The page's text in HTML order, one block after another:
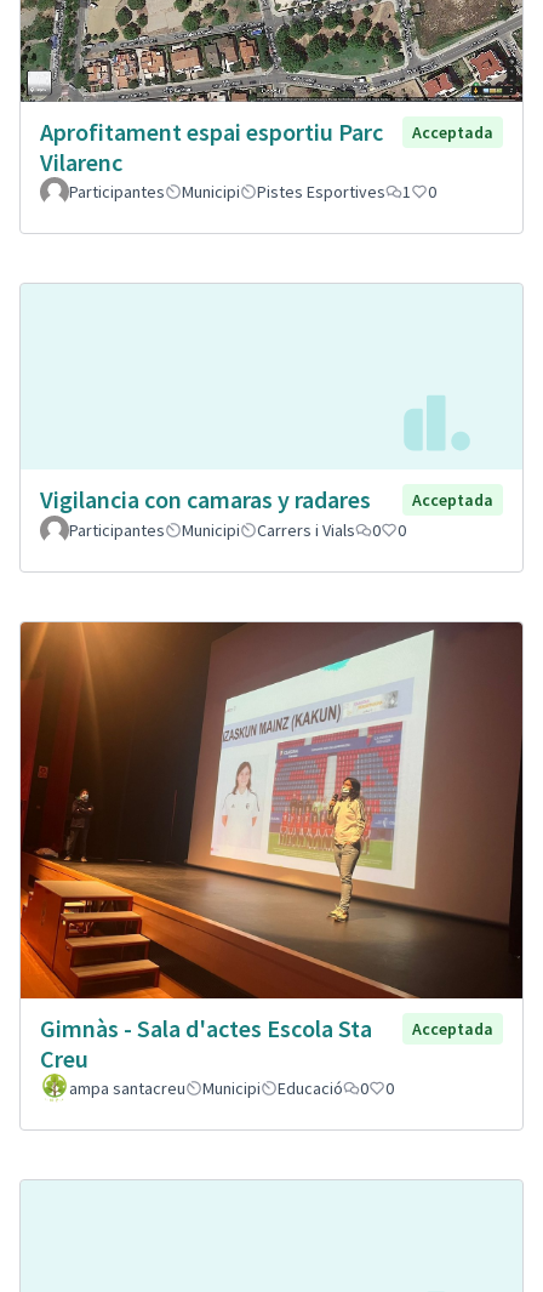
Aprofitament espai esportiu Parc
Vilarenc
Acceptada
Participantes Municipi Pistes Esportives 1 0
Vigilancia con camaras y radares
Acceptada
Participantes
Municipi Carrers i Vials 0 0
Gimnàs - Sala d'actes Escola Sta
Creu
Acceptada
ampa santacreu Municipi Educació 0 0